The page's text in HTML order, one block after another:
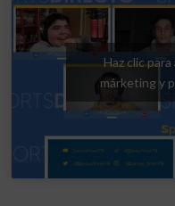
Haz clic
márketing y